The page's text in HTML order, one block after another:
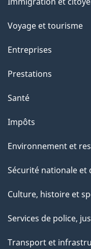
g
ei
o
s
u
c
e
t
e
a
g
sujets
Voyage et tourisme
Entreprises
Prestations
Santé
Impôts
Environnement et
Sécurité nationale et
Culture, histoire et
Services de police,
Transport et